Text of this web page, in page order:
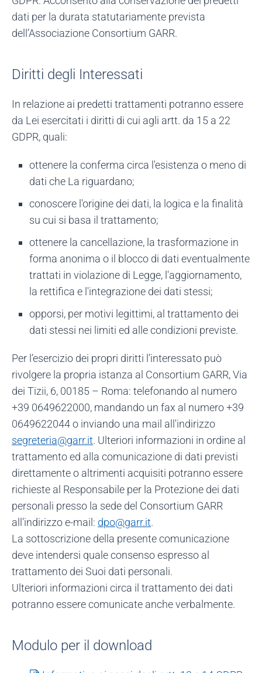
dati per la durata statutariamente prevista
dell’Associazione Consortium GARR.
Diritti degli Interessati
In relazione ai predetti trattamenti potranno essere
da Lei esercitati i diritti di cui agli artt. da 15 a 22
GDPR, quali:
ottenere la conferma circa l'esistenza o meno di
dati che La riguardano;
conoscere l'origine dei dati, la logica e la finalità
su cui si basa il trattamento;
ottenere la cancellazione, la trasformazione in
forma anonima o il blocco di dati eventualmente
trattati in violazione di Legge, l'aggiornamento,
la rettifica e l'integrazione dei dati stessi;
opporsi, per motivi legittimi, al trattamento dei
dati stessi nei limiti ed alle condizioni previste.
Per l’esercizio dei propri diritti l’interessato può
rivolgere la propria istanza al Consortium GARR, Via
dei Tizii, 6, 00185 – Roma: telefonando al numero
+39 0649622000, mandando un fax al numero +39
0649622044 o inviando una mail all'indirizzo
segreteria@garr.it. Ulteriori informazioni in ordine al
trattamento ed alla comunicazione di dati previsti
direttamente o altrimenti acquisiti potranno essere
richieste al Responsabile per la Protezione dei dati
personali presso la sede del Consortium GARR
all’indirizzo e-mail: dpo@garr.it.
La sottoscrizione della presente comunicazione
deve intendersi quale consenso espresso al
trattamento dei Suoi dati personali.
Ulteriori informazioni circa il trattamento dei dati
potranno essere comunicate anche verbalmente.
Modulo per il download